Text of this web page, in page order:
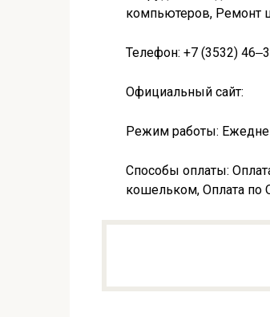
компьютеров, Ремонт
Телефон: +7 (3532)
Официальный сайт:
Режим работы:
Способы оплаты:
кошельком, Оплата по